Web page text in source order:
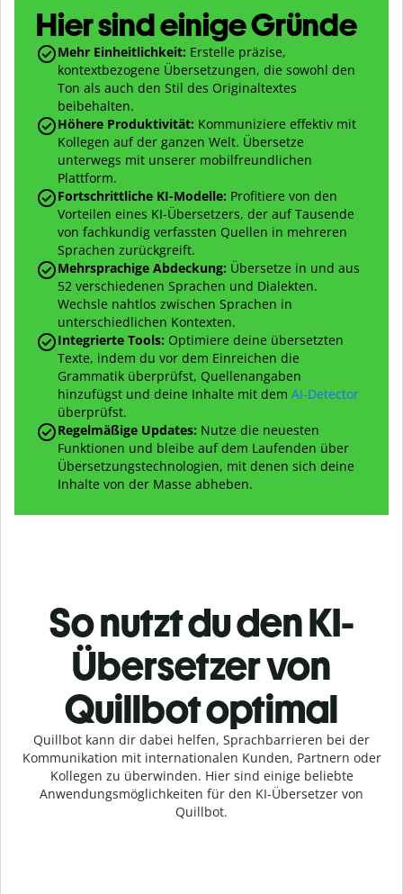
Hier sind einige Gründe
Mehr Einheitlichkeit: Erstelle präzise,
kontextbezogene Übersetzungen, die sowohl den
Ton als auch den Stil des Originaltextes
beibehalten.
Höhere Produktivität: Kommuniziere effektiv mit
Kollegen auf der ganzen Welt. Übersetze
unterwegs mit unserer mobilfreundlichen
Plattform.
Fortschrittliche KI-Modelle: Profitiere von den
Vorteilen eines KI-Übersetzers, der auf Tausende
von fachkundig verfassten Quellen in mehreren
Sprachen zurückgreift.
Mehrsprachige Abdeckung: Übersetze in und aus
52 verschiedenen Sprachen und Dialekten.
Wechsle nahtlos zwischen Sprachen in
unterschiedlichen Kontexten.
Integrierte Tools: Optimiere deine übersetzten
Texte, indem du vor dem Einreichen die
Grammatik überprüfst, Quellenangaben
hinzufügst und deine Inhalte mit dem AI-Detector
überprüfst.
Regelmäßige Updates: Nutze die neuesten
Funktionen und bleibe auf dem Laufenden über
Übersetzungstechnologien, mit denen sich deine
Inhalte von der Masse abheben.
So nutzt du den KI-
Übersetzer von
Quillbot optimal
Quillbot kann dir dabei helfen, Sprachbarrieren bei der
Kommunikation mit internationalen Kunden, Partnern oder
Kollegen zu überwinden. Hier sind einige beliebte
Anwendungsmöglichkeiten für den KI-Übersetzer von
Quillbot.